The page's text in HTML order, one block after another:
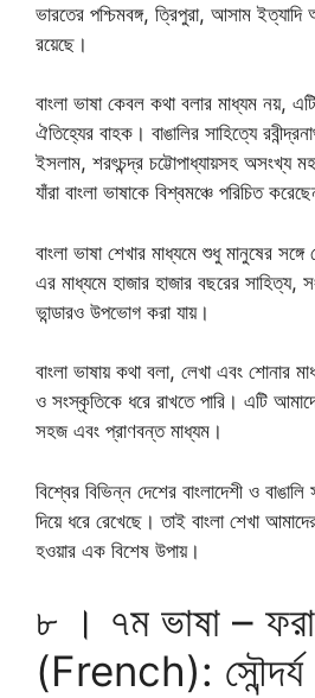
ভারতের পশ্চিমবঙ্গ, ত্রিপুরা, আসাম ইত্যাদি
রয়েছে।
বাংলা ভাষা কেবল কথা বলার মাধ্যম নয়,
ঐতিহ্যের বাহক। বাঙালির সাহিত্যে
ইসলাম, শরৎচন্দ্র চট্টোপাধ্যায়সহ অসংখ্য
যাঁরা বাংলা ভাষাকে বিশ্বমঞ্চে পরিচিত
বাংলা ভাষা শেখার মাধ্যমে শুধু মানুষের
এর মাধ্যমে হাজার হাজার বছরের সাহিত্য,
ভান্ডারও উপভোগ করা যায়।
বাংলা ভাষায় কথা বলা, লেখা এবং শোনার
ও সংস্কৃতিকে ধরে রাখতে পারি। এটি
সহজ এবং প্রাণবন্ত মাধ্যম।
বিশ্বের বিভিন্ন দেশের বাংলাদেশী ও
দিয়ে ধরে রেখেছে। তাই বাংলা শেখা
হওয়ার এক বিশেষ উপায়।
৮ । ৭ম ভাষা –
(French): সৌন্দর্য